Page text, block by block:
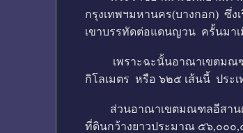
กรุงเทพฯมหานคร(บางกอก) ซึ่
เขาบรรทัดต่อแดนญวน ครั้นมาเ
เพราะฉะนั้นอาณาเขตมณฑลอี
กิโลเมตร หรือ ๖๒๕ เส้นนี้ ประ
ส่วนอาณาเขตมณฑลอีสานฝ่า
ที่ดินกว้างยาวประมาณ ๕๖,๐๐๐